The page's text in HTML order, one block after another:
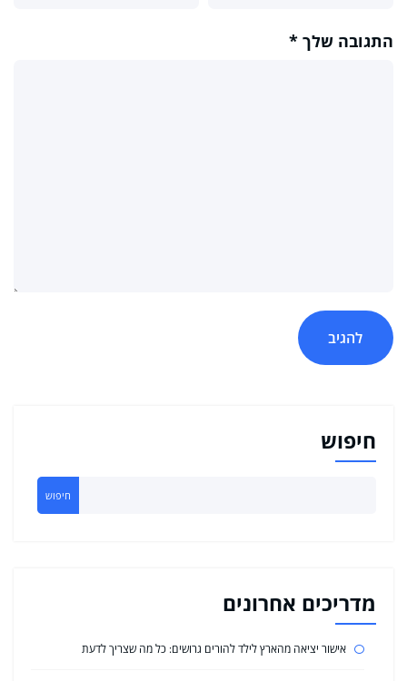
התגובה שלך *
חיפוש
חיפוש
מדריכים אחרונים
אישור יציאה מהארץ לילד להורים גרושים: כל מה שצריך לדעת